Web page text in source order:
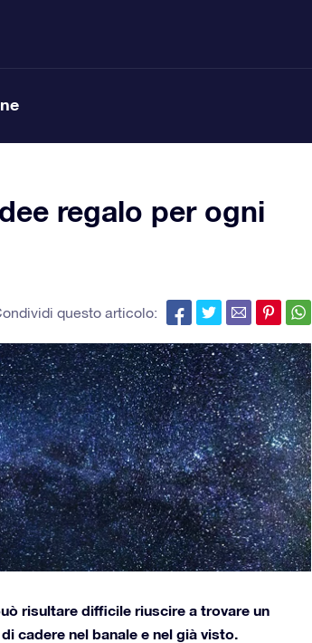
regalo per ogni
questo articolo:
risultare difficile riuscire a trovare un
cadere nel banale e nel già visto.